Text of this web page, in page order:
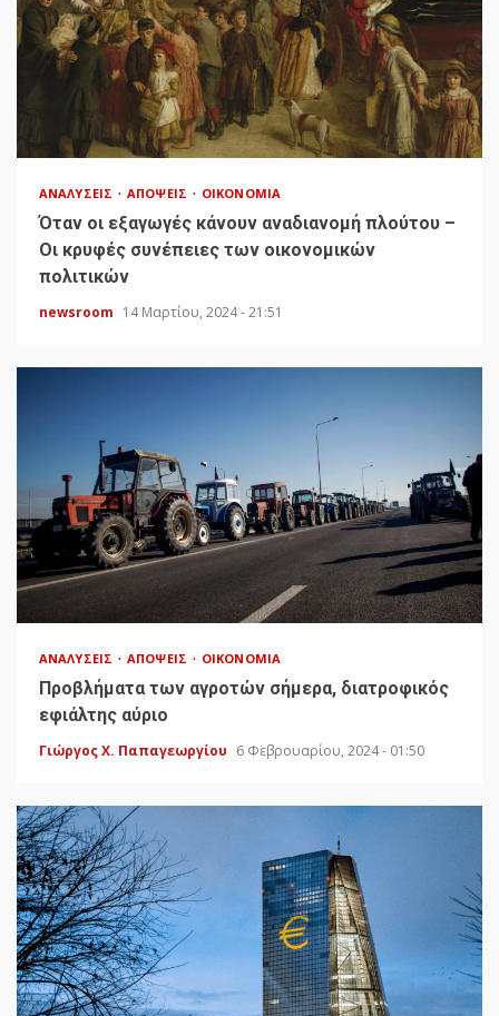
ΑΝΑΛΎΣΕΙΣ ΑΠΌΨΕΙΣ ΟΙΚΟΝΟΜΊΑ
Όταν οι εξαγωγές κάνουν αναδιανομή πλούτου –
Οι κρυφές συνέπειες των οικονομικών
πολιτικών
newsroom 14 Μαρτίου, 2024 - 21:51
ΑΝΑΛΎΣΕΙΣ ΑΠΌΨΕΙΣ ΟΙΚΟΝΟΜΊΑ
Προβλήματα των αγροτών σήμερα, διατροφικός
εφιάλτης αύριο
Γιώργος Χ. Παπαγεωργίου 6 Φεβρουαρίου, 2024 - 01:50